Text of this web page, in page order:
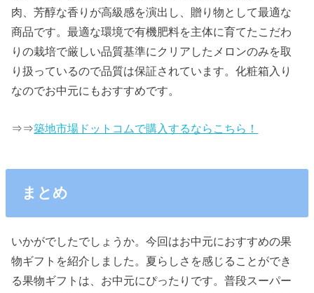
肉、芳醇な香りが高級感を演出し、贈り物として最適な
商品です。最適な環境で有機肥料を主体に育てたこだわ
りの栽培で厳しい品質基準にクリアしたメロンのみを取
り扱っているので品質は保証されています。化粧箱入り
なのでお中元にもおすすめです。
⇒⇒築地市場ドットコムで購入するならこちら！
まとめ
いかがでしたでしょうか。今回はお中元におすすめの果
物ギフトを紹介しました。夏らしさを感じることができ
る果物ギフトは、お中元にぴったりです。普段スーパー